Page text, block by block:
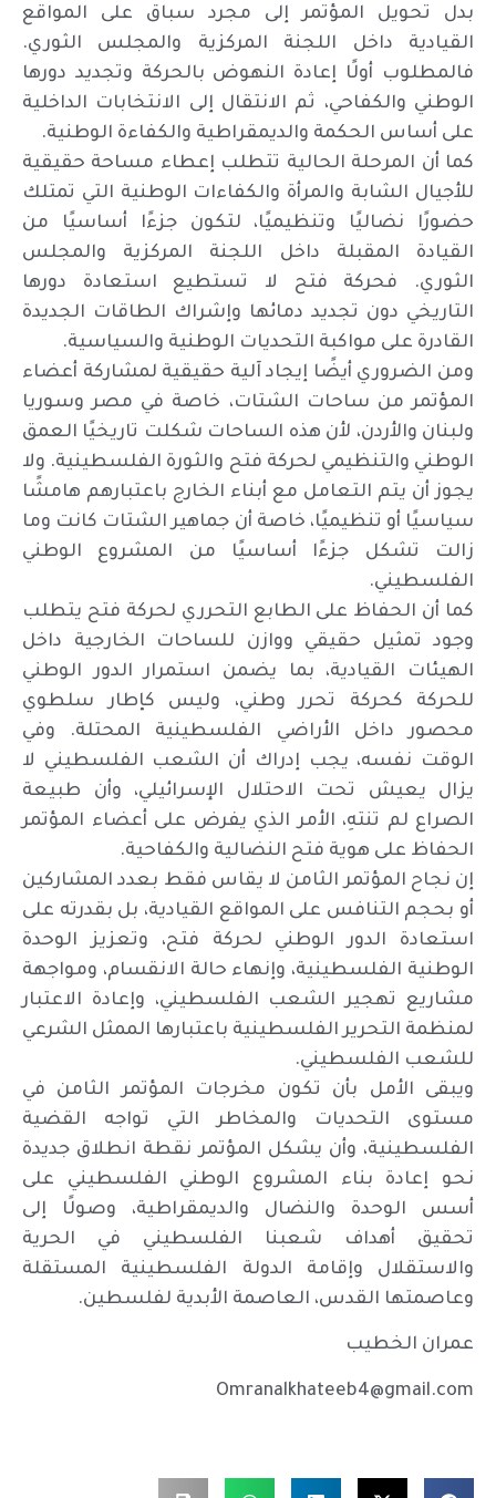
بدل تحويل المؤتمر إلى مجرد سباق على المواقع
القيادية داخل اللجنة المركزية والمجلس الثوري.
فالمطلوب أولًا إعادة النهوض بالحركة وتجديد دورها
الوطني والكفاحي، ثم الانتقال إلى الانتخابات الداخلية
على أساس الحكمة والديمقراطية والكفاءة الوطنية.
كما أن المرحلة الحالية تتطلب إعطاء مساحة حقيقية
للأجيال الشابة والمرأة والكفاءات الوطنية التي تمتلك
حضورًا نضاليًا وتنظيميًا، لتكون جزءًا أساسيًا من
القيادة المقبلة داخل اللجنة المركزية والمجلس
الثوري. فحركة فتح لا تستطيع استعادة دورها
التاريخي دون تجديد دمائها وإشراك الطاقات الجديدة
القادرة على مواكبة التحديات الوطنية والسياسية.
ومن الضروري أيضًا إيجاد آلية حقيقية لمشاركة أعضاء
المؤتمر من ساحات الشتات، خاصة في مصر وسوريا
ولبنان والأردن، لأن هذه الساحات شكلت تاريخيًا العمق
الوطني والتنظيمي لحركة فتح والثورة الفلسطينية. ولا
يجوز أن يتم التعامل مع أبناء الخارج باعتبارهم هامشًا
سياسيًا أو تنظيميًا، خاصة أن جماهير الشتات كانت وما
زالت تشكل جزءًا أساسيًا من المشروع الوطني
الفلسطيني.
كما أن الحفاظ على الطابع التحرري لحركة فتح يتطلب
وجود تمثيل حقيقي ووازن للساحات الخارجية داخل
الهيئات القيادية، بما يضمن استمرار الدور الوطني
للحركة كحركة تحرر وطني، وليس كإطار سلطوي
محصور داخل الأراضي الفلسطينية المحتلة. وفي
الوقت نفسه، يجب إدراك أن الشعب الفلسطيني لا
يزال يعيش تحت الاحتلال الإسرائيلي، وأن طبيعة
الصراع لم تنتهِ، الأمر الذي يفرض على أعضاء المؤتمر
الحفاظ على هوية فتح النضالية والكفاحية.
إن نجاح المؤتمر الثامن لا يقاس فقط بعدد المشاركين
أو بحجم التنافس على المواقع القيادية، بل بقدرته على
استعادة الدور الوطني لحركة فتح، وتعزيز الوحدة
الوطنية الفلسطينية، وإنهاء حالة الانقسام، ومواجهة
مشاريع تهجير الشعب الفلسطيني، وإعادة الاعتبار
لمنظمة التحرير الفلسطينية باعتبارها الممثل الشرعي
للشعب الفلسطيني.
ويبقى الأمل بأن تكون مخرجات المؤتمر الثامن في
مستوى التحديات والمخاطر التي تواجه القضية
الفلسطينية، وأن يشكل المؤتمر نقطة انطلاق جديدة
نحو إعادة بناء المشروع الوطني الفلسطيني على
أسس الوحدة والنضال والديمقراطية، وصولًا إلى
تحقيق أهداف شعبنا الفلسطيني في الحرية
والاستقلال وإقامة الدولة الفلسطينية المستقلة
وعاصمتها القدس، العاصمة الأبدية لفلسطين.
عمران الخطيب
Omranalkhateeb4@gmail.com